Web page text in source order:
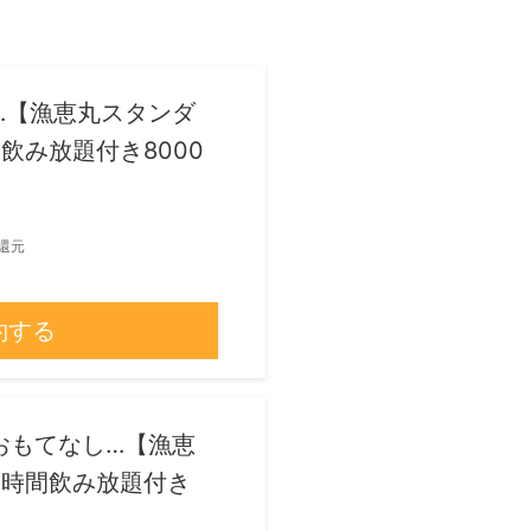
漁恵丸スタンダ
み放題付き8000
元
する
もてなし…【漁恵
間飲み放題付き